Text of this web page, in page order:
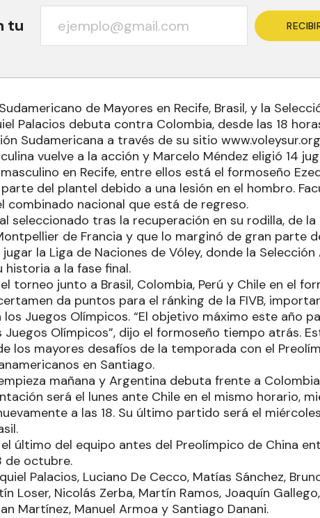
tu
de Mayores en Recife, Brasil, y la
Palacios debuta contra Colombia, desde las 18
Sudamericana a través de su sitio
vuelve a la acción y Marcelo Méndez eligió 14
en Recife, entre ellos está el formoseño
del plantel debido a una lesión en el hombro.
nacional que está de regreso.
seleccionado tras la recuperación en su rodilla, de
de Francia y que lo marginó de gran parte
la Liga de Naciones de Vóley, donde la
historia a la fase final.
torneo junto a Brasil, Colombia, Perú y Chile en el
da puntos para el ránking de la FIVB,
Juegos Olímpicos. “El objetivo máximo este año
Juegos Olímpicos”, dijo el formoseño tiempo atrás.
los mayores desafíos de la temporada con el
en Santiago.
mañana y Argentina debuta frente a
será el lunes ante Chile en el mismo horario,
a las 18. Su último partido será el
último del equipo antes del Preolímpico de China
de octubre.
Palacios, Luciano De Cecco, Matías Sánchez,
Loser, Nicolás Zerba, Martín Ramos, Joaquín
Martínez, Manuel Armoa y Santiago Danani.